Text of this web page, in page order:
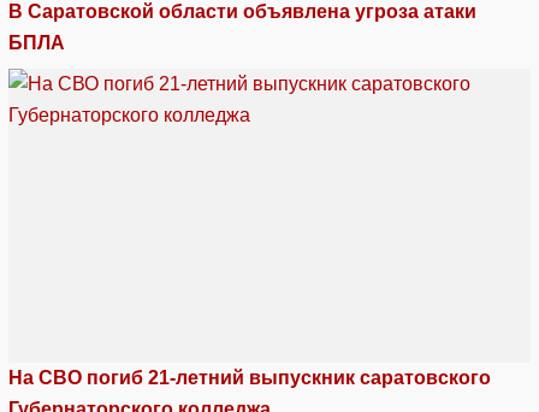
В Саратовской области объявлена угроза атаки
БПЛА
На СВО погиб 21-летний выпускник саратовского